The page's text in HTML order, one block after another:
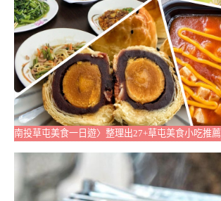
南投草屯美食一日遊〉整理出27+草屯美食小吃推薦